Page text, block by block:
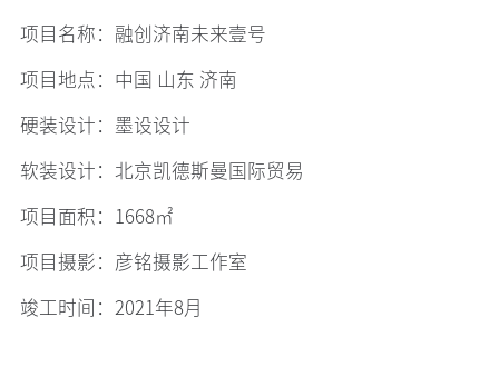
项目名称：融创济南未来壹号
项目地点：中国 山东 济南
硬装设计：墨设设计
软装设计：北京凯德斯曼国际贸易
项目面积：1668㎡
项目摄影：彦铭摄影工作室
竣工时间：2021年8月